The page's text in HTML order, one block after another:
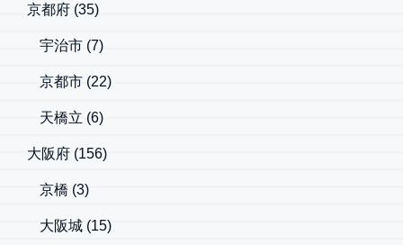
京都府 (35)
宇治市 (7)
京都市 (22)
天橋立 (6)
大阪府 (156)
京橋 (3)
大阪城 (15)